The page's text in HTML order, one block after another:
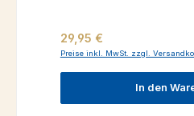
Regulärer Preis:
29,95 €
Preise inkl. MwSt. zzgl.
In den